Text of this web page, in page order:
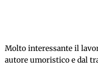
Molto interessante il
autore umoristico e dal